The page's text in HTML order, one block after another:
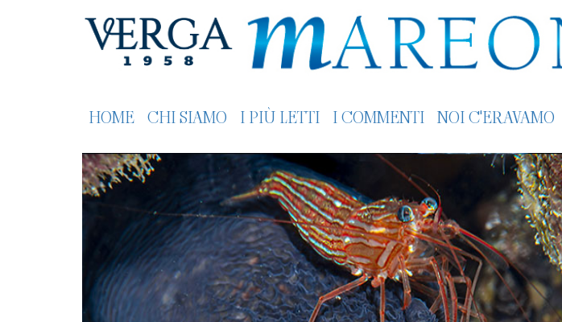
HOME CHI SIAMO I PIÙ LETTI I COMMENTI NOI C'ERAVAMO